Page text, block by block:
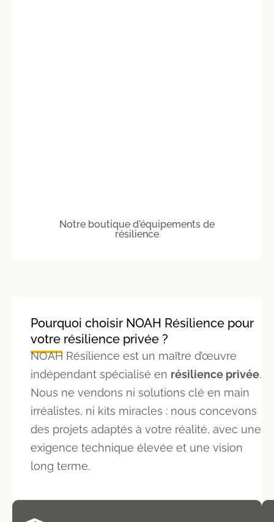
Notre boutique d'équipements de
résilience
Pourquoi choisir NOAH Résilience pour
votre résilience privée ?
NOAH Résilience est un maître d’œuvre
indépendant spécialisé en résilience privée.
Nous ne vendons ni solutions clé en main
irréalistes, ni kits miracles : nous concevons
des projets adaptés à votre réalité, avec une
exigence technique élevée et une vision
long terme.